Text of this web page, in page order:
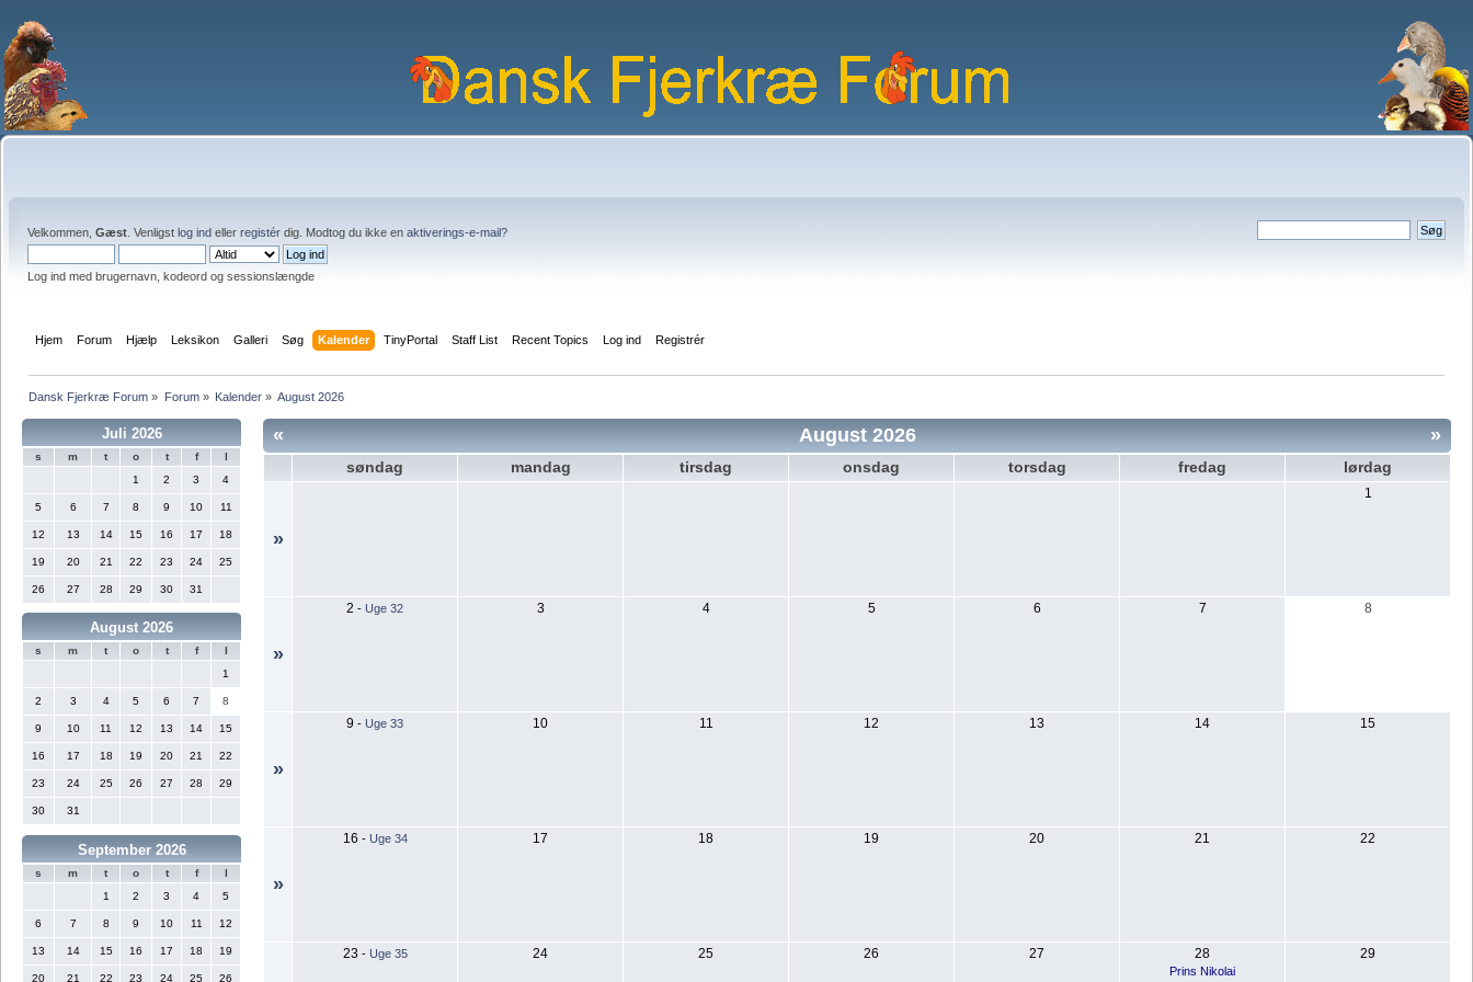
Velkommen, Gæst . Venligst log ind eller registér dig. Modtog du ikke en aktiverings-e-mail?
Log ind med brugernavn, kodeord og sessionslængde
Hjem Forum Hjælp Leksikon Galleri Søg Kalender TinyPortal Staff List Recent Topics Log ind Registrér
Dansk Fjerkræ Forum » Forum» Kalender» August 2026
Juli 2026
s m t o t f
l
1
2 3 4
5 6 7 8 9 10 11
12 13 14 15 16 17 18
19 20 21 22 23 24 25
26 27 28 29 30 31
August 2026
s m t o t f
l
1
2 3 4 5 6 7 8
9 10 11 12 13 14 15
16 17 18 19 20 21 22
23 24 25 26 27 28 29
30 31
September 2026
s m t o t f
l
1
2 3 4 5
6 7 8 9 10 11 12
13 14 15 16 17 18 19
20 21 22 23 24 25 26
« »
August 2026
søndag mandag tirsdag onsdag torsdag fredag lørdag
»
1
»
2 - Uge 32 3 4 5 6 7 8
»
9 - Uge 33 10 11 12 13 14 15
»
16 - Uge 34 17 18 19 20 21 22
23 - Uge 35 24 25 26 27 28
Prins Nikolai
29